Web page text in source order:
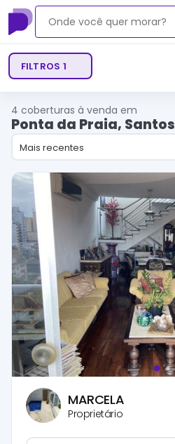
FILTROS 1
4 coberturas à venda em
Ponta da Praia, Santos
Mais recentes
MARCELA
Proprietário